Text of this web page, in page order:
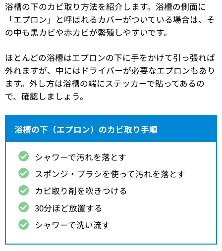
浴槽の下のカビ取り方法を紹介します。浴槽の側面に
「エプロン」と呼ばれるカバーがついている場合は、そ
の中も黒カビや赤カビが繁殖しやすいです。
ほとんどの浴槽はエプロンの下に手をかけて引っ張れば
外れますが、中にはドライバーが必要なエプロンもあり
ます。外し方は浴槽の端にステッカーで貼ってあるの
で、確認しましょう。
浴槽の下（エプロン）のカビ取り手順
シャワーで汚れを落とす
スポンジ・ブラシを使って汚れを落とす
カビ取り剤を吹きつける
30分ほど放置する
シャワーで洗い流す